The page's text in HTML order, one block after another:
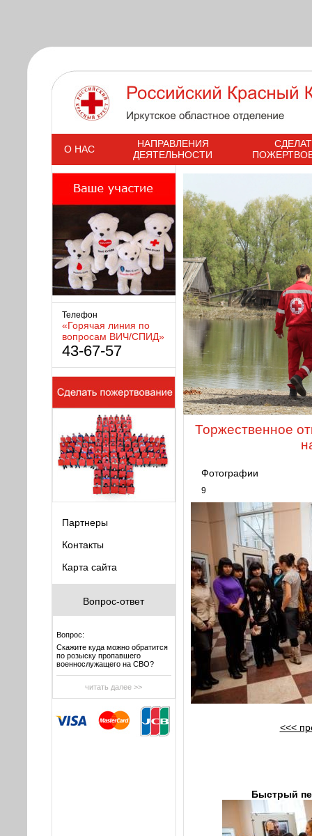
s
О НАС
НАПРАВЛЕНИЯ
ДЕЯТЕЛЬНОСТИ
Телефон
«Горячая линия по
вопросам ВИЧ/СПИД»
43-67-57
Партнеры
Контакты
Карта сайта
Вопрос-ответ
Вопрос:
Скажите куда можно обратится
по розыску пропавшего
военнослужащего на СВО?
читать далее >>
Торжественное
Фотографии
9
<<<
Быстрый